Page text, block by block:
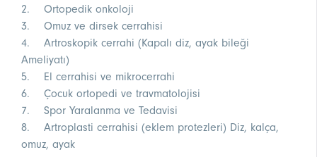
2. Ortopedik onkoloji
3. Omuz ve dirsek cerrahisi
4. Artroskopik cerrahi (Kapalı diz, ayak bileği
Ameliyatı)
5. El cerrahisi ve mikrocerrahi
6. Çocuk ortopedi ve travmatolojisi
7. Spor Yaralanma ve Tedavisi
8. Artroplasti cerrahisi (eklem protezleri) Diz, kalça,
omuz, ayak